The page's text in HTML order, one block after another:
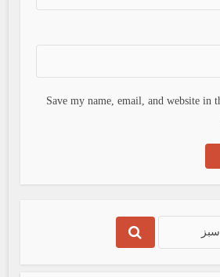
Save my name, email, and website in